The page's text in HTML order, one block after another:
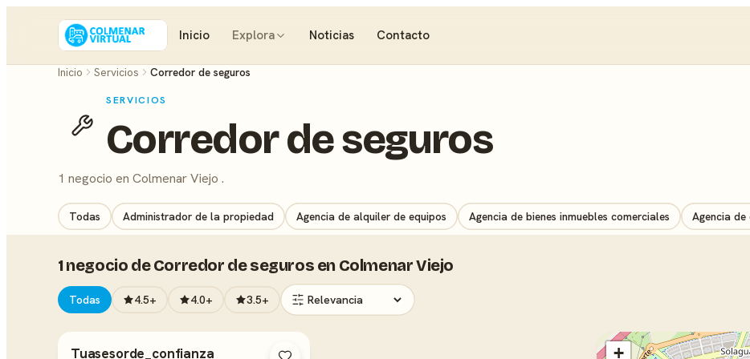
Inicio Explora Noticias Contacto
Inicio Servicios Corredor de seguros
SERVICIOS
Corredor de seguros
1 negocio en Colmenar Viejo .
Todas Administrador de la propiedad Agencia de alquiler de equipos Agencia de bienes inmuebles comerciales Agencia
1 negocio de Corredor de seguros en Colmenar Viejo
Todas 4.5+ 4.0+ 3.5+
Tuasesorde_confianza +